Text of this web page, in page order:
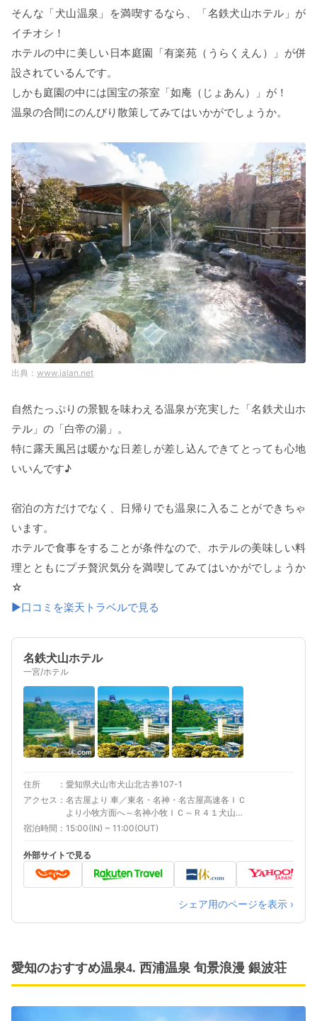
そんな「犬山温泉」を満喫するなら、「名鉄犬山ホテル」が
イチオシ！
ホテルの中に美しい日本庭園「有楽苑（うらくえん）」が併
設されているんです。
しかも庭園の中には国宝の茶室「如庵（じょあん）」が！
温泉の合間にのんびり散策してみてはいかがでしょうか。
www.jalan.net
自然たっぷりの景観を味わえる温泉が充実した「名鉄犬山ホ
テル」の「白帝の湯」。
特に露天風呂は暖かな日差しが差し込んできてとっても心地
いいんです♪
宿泊の方だけでなく、日帰りでも温泉に入ることができちゃ
います。
ホテルで食事をすることが条件なので、ホテルの美味しい料
理とともにプチ贅沢気分を満喫してみてはいかがでしょうか
☆
▶口コミを楽天トラベルで見る
名鉄犬山ホテル
一宮/ホテル
一休.com
住所
愛知県犬山市犬山北古券107-1
アクセス
名古屋より 車／東名・名神・名古屋高速各ＩＣ
より小牧方面へ～名神小牧ＩＣ～Ｒ４１犬山方
面へ。五郎丸交差点左折、県道２７号犬山橋手
園下車木曽川沿い徒歩8分 大阪より 車／西名
阪・名神自動車道各ＩＣより小牧方面へ～名神
小牧ＩＣ～Ｒ４１犬山方面へ。五郎丸交差点左
折、県道２７号犬山橋手前左折 車以外／ＪＲ・
近鉄名古屋駅～名鉄犬山線犬山遊園下車木曽川
宿泊時間 15:00(IN) ~ 11:00(OUT)
外部サイトで見る
シェア用のページを表示 ›
愛知のおすすめ温泉4. 西浦温泉 旬景浪漫 銀波荘